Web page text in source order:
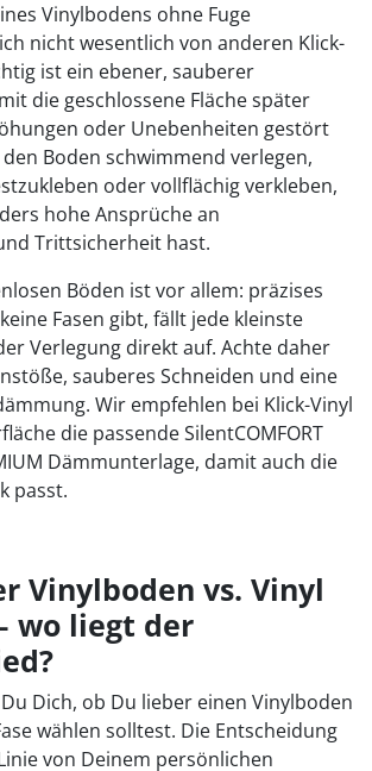
Vinylbodens ohne Fuge
nicht wesentlich von anderen Klick-
ist ein ebener, sauberer
die geschlossene Fläche später
oder Unebenheiten gestört
Boden schwimmend verlegen,
oder vollflächig verkleben,
hohe Ansprüche an
Trittsicherheit hast.
Böden ist vor allem: präzises
Fasen gibt, fällt jede kleinste
Verlegung direkt auf. Achte daher
sauberes Schneiden und eine
Wir empfehlen bei Klick-Vinyl
die passende SilentCOMFORT
Dämmunterlage, damit auch die
passt.
Vinylboden vs. Vinyl
wo liegt der
Dich, ob Du lieber einen Vinylboden
wählen solltest. Die Entscheidung
von Deinem persönlichen